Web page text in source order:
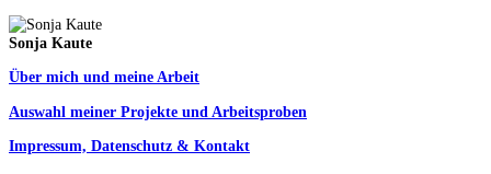
Sonja Kaute
Über mich und meine Arbeit
Auswahl meiner Projekte und Arbeitsproben
Impressum, Datenschutz & Kontakt